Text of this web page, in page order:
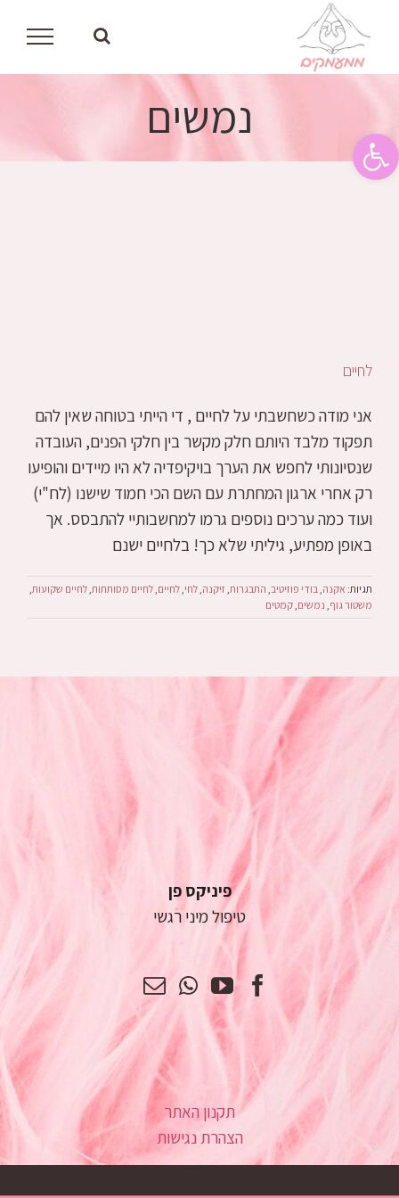
פתח סרגל נגישות
לתוכן
נמשים
לחיים
אני מודה כשחשבתי על לחיים , די הייתי בטוחה שאין להם
תפקוד מלבד היותם חלק מקשר בין חלקי הפנים, העובדה
שנסיונותי לחפש את הערך בויקיפדיה לא היו מיידים והופיעו
רק אחרי ארגון המחתרת עם השם הכי חמוד שישנו (לח"י)
ועוד כמה ערכים נוספים גרמו למחשבותיי להתבסס. אך
באופן מפתיע, גיליתי שלא כך! בלחיים ישנם
תגיות: אקנה,בודי פוזיטיב, התבגרות, זיקנה,לחי,לחיים,לחיים מסותתות,לחיים שקועות,
משטור גוף, נמשים,קמטים
פיניקס פן
טיפול מיני רגשי
תקנון האתר
הצהרת נגישות